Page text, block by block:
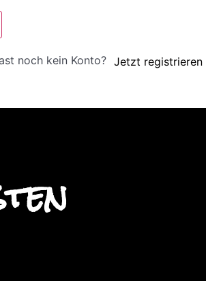
noch kein Konto? Jetzt registrieren